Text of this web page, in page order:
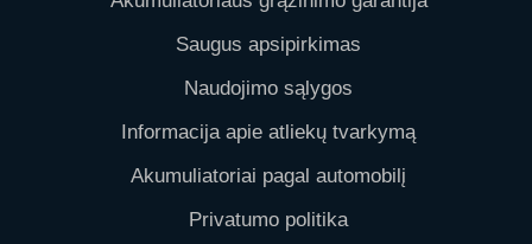
Saugus apsipirkimas
Naudojimo sąlygos
Informacija apie atliekų tvarkymą
Akumuliatoriai pagal automobilį
Privatumo politika